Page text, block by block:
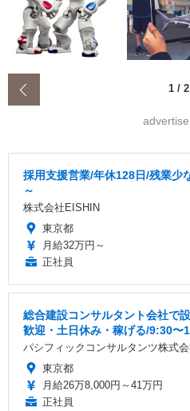
1 / 2
採用支援営業/年休128日/残業少
～
株式会社EISHIN
東京都
月給32万円～
正社員
総合建設コンサルタント会社で
歓迎・土日休み・稼げる/9:30〜
パシフィックコンサルタンツ株式
東京都
月給26万8,000円～41万円
正社員